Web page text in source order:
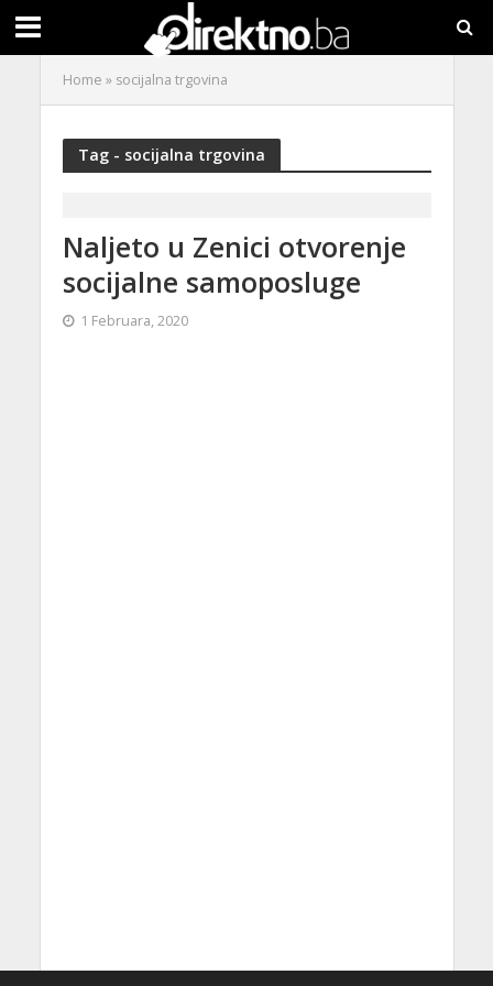
Home » socijalna trgovina
Tag - socijalna trgovina
Naljeto u Zenici otvorenje
socijalne samoposluge
1 Februara, 2020